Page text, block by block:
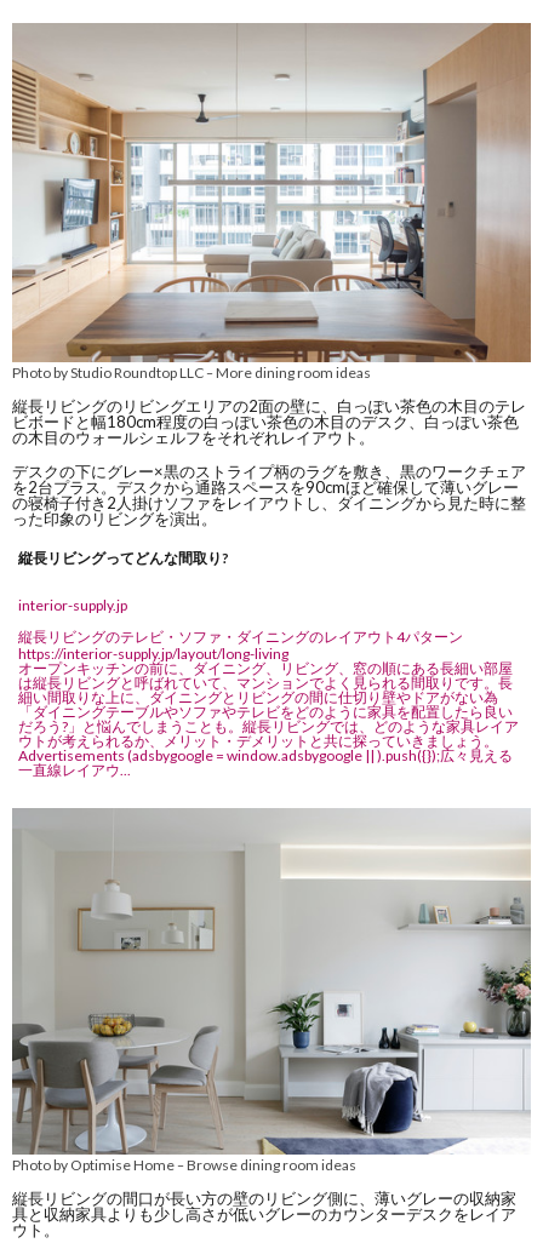
Photo by Studio Roundtop LLC–More dining room ideas
縦長リビングのリビングエリアの2面の壁に、白っぽい茶色の木目のテレ
ビボードと幅180cm程度の白っぽい茶色の木目のデスク、白っぽい茶色
の木目のウォールシェルフをそれぞれレイアウト。
デスクの下にグレー×黒のストライプ柄のラグを敷き、黒のワークチェア
を2台プラス。デスクから通路スペースを90cmほど確保して薄いグレー
の寝椅子付き2人掛けソファをレイアウトし、ダイニングから見た時に整
った印象のリビングを演出。
縦長リビングってどんな間取り?
interior-supply.jp
縦長リビングのテレビ・ソファ・ダイニングのレイアウト4パターン
https://interior-supply.jp/layout/long-living
オープンキッチンの前に、ダイニング、リビング、窓の順にある長細い部屋
は縦長リビングと呼ばれていて、マンションでよく見られる間取りです。長
細い間取りな上に、ダイニングとリビングの間に仕切り壁やドアがない為
「ダイニングテーブルやソファやテレビをどのように家具を配置したら良い
だろう?」と悩んでしまうことも。縦長リビングでは、どのような家具レイア
ウトが考えられるか、メリット・デメリットと共に探っていきましょう。
Advertisements (adsbygoogle = window.adsbygoogle || ).push({});広々見える
一直線レイアウ...
Photo by Optimise Home–Browse dining room ideas
縦長リビングの間口が長い方の壁のリビング側に、薄いグレーの収納家
具と収納家具よりも少し高さが低いグレーのカウンターデスクをレイア
ウト。